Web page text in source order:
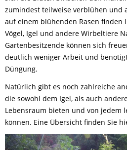
zumindest teilweise verblühen und
auf einem blühenden Rasen finden
Vögel, Igel und andere Wirbeltiere
Gartenbesitzende können sich
deutlich weniger Arbeit und
Düngung.
Natürlich gibt es noch zahlreiche
die sowohl dem Igel, als auch
Lebensraum bieten und von jedem
können. Eine Übersicht finden Sie